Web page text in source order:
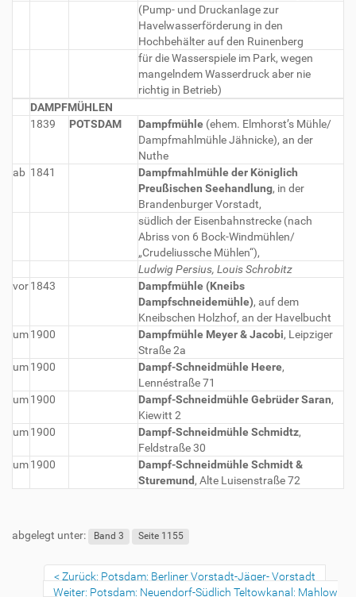
(Pump- und Druckanlage zur
Havelwasserförderung in den
Hochbehälter auf den Ruinenberg
für die Wasserspiele im Park, wegen
mangelndem Wasserdruck aber nie
richtig in Betrieb)
DAMPFMÜHLEN
1839
POTSDAM Dampfmühle (ehem. Elmhorst’s Mühle/
Dampfmahlmühle Jähnicke), an der
Nuthe
ab 1841
Dampfmahlmühle der Königlich
Preußischen Seehandlung, in der
Brandenburger Vorstadt,
südlich der Eisenbahnstrecke (nach
Abriss von 6 Bock-Windmühlen/
„Crudeliussche Mühlen“),
Ludwig Persius, Louis Schrobitz
vor1843
Dampfmühle (Kneibs
Dampfschneidemühle), auf dem
Kneibschen Holzhof, an der Havelbucht
um1900 Dampfmühle Meyer & Jacobi, Leipziger
Straße 2a
um1900 Dampf-Schneidmühle Heere,
Lennéstraße 71
um1900 Dampf-Schneidmühle Gebrüder Saran,
Kiewitt 2
um1900 Dampf-Schneidmühle Schmidtz,
Feldstraße 30
um1900
Dampf-Schneidmühle Schmidt &
Sturemund , Alte Luisenstraße 72
abgelegt unter: Band 3 Seite 1155
Zurück: Potsdam: Berliner Vorstadt-Jäger- Vorstadt
Weiter: Potsdam: Neuendorf-Südlich Teltowkanal: Mahlow